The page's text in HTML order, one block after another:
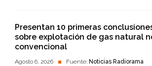
Presentan 10 primeras
sobre explotación de gas natural
convencional
Agosto 6, 2026 Fuente: Noticias Radiorama